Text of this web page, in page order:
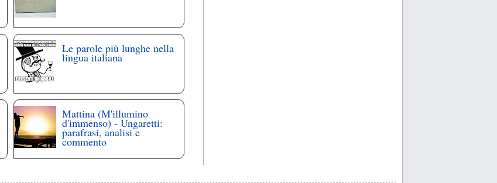
Le parole più lunghe nella
lingua italiana
Mattina (M'illumino
d'immenso) - Ungaretti:
parafrasi, analisi e
commento